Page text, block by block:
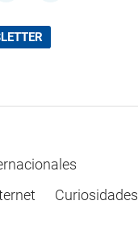
Curiosidades